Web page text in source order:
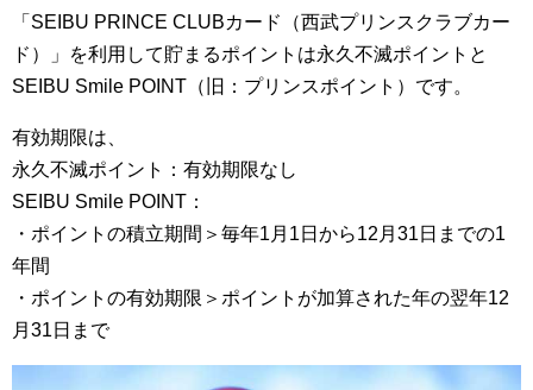
「SEIBU PRINCE CLUBカード（西武プリンスクラブカー
ド）」を利用して貯まるポイントは永久不滅ポイントと
SEIBU Smile POINT（旧：プリンスポイント）です。
有効期限は、
永久不滅ポイント：有効期限なし
SEIBU Smile POINT：
・ポイントの積立期間＞毎年1月1日から12月31日までの1
年間
・ポイントの有効期限＞ポイントが加算された年の翌年12
月31日まで